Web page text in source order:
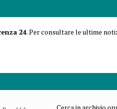
24. Per consultare le ultime